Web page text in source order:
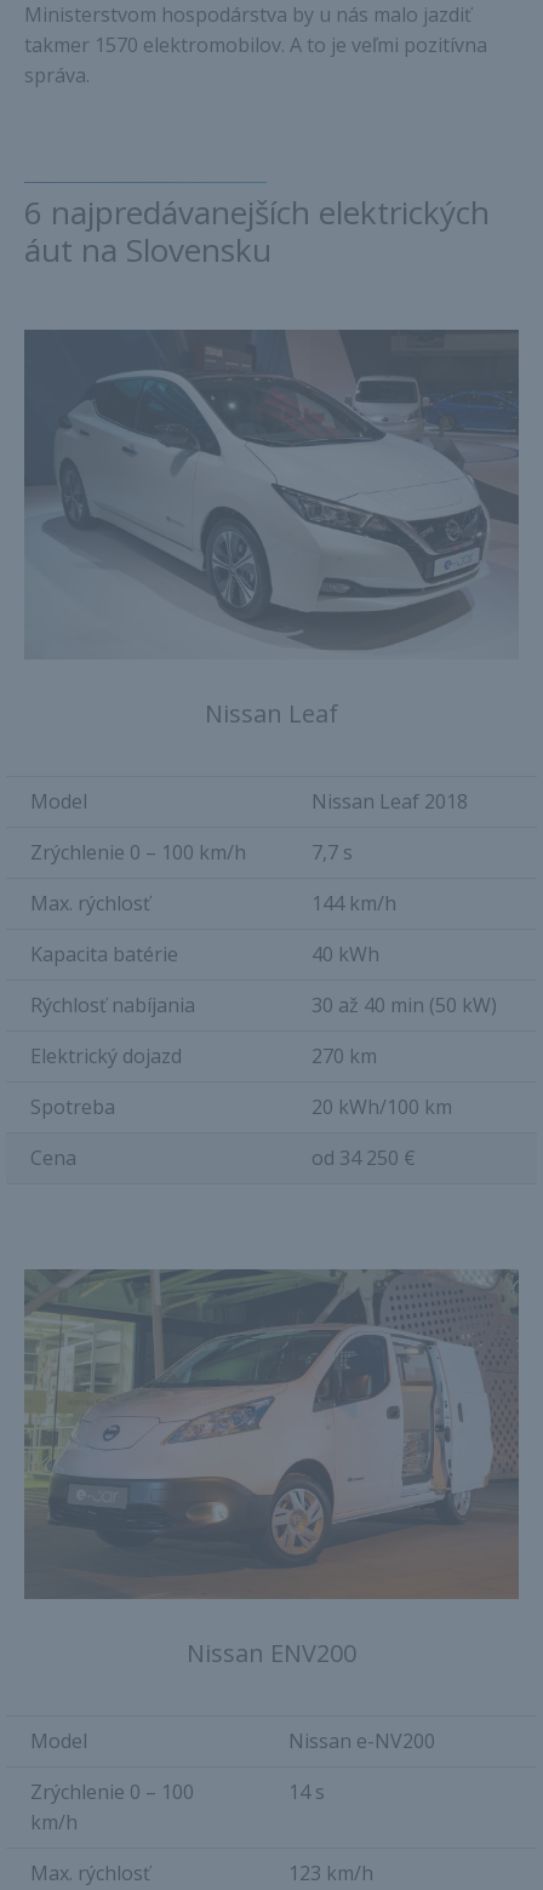
Ministerstvom hospodárstva by u nás malo jazdiť
takmer 1570 elektromobilov. A to je veľmi pozitívna
správa.
6 najpredávanejších elektrických
áut na Slovensku
Nissan Leaf
Model
Nissan Leaf 2018
Zrýchlenie 0 – 100 km/h
7,7 s
Max. rýchlosť
144 km/h
Kapacita batérie
40 kWh
Rýchlosť nabíjania
30 až 40 min (50 kW)
Elektrický dojazd
270 km
Spotreba
20 kWh/100 km
Cena
od 34 250 €
Nissan ENV200
Model
Nissan e-NV200
Zrýchlenie 0 – 100
km/h
14 s
Max. rýchlosť 123 km/h